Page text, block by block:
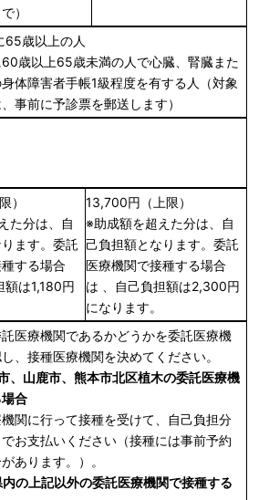
）
65歳以上の人
60歳以上65歳未満の人で心臓、腎臓また
体障害者手帳1級程度を有する人（対象
事前に予診票を郵送します）
）
た分は、自
ます。委託
する場合
額は1,180円
13,700円（上限）
※助成額を超えた分は、自
己負担額となります。委託
医療機関で接種する場合
は 、自己負担額は2,300円
になります。
医療機関であるかどうかを委託医療機
、接種医療機関を決めてください。
、山鹿市、熊本市北区植木の委託医療機
合
に行って接種を受けて、自己負担分
お支払いください（接種には事前予約
あります。）。
内の上記以外の委託医療機関で接種する